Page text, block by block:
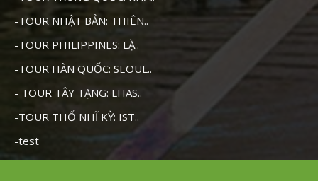
-TOUR NHẬT BẢN: THIÊN..
-TOUR PHILIPPINES: LẶ..
-TOUR HÀN QUỐC: SEOUL..
- TOUR TÂY TẠNG: LHAS..
-TOUR THỔ NHĨ KỲ: IST..
-test